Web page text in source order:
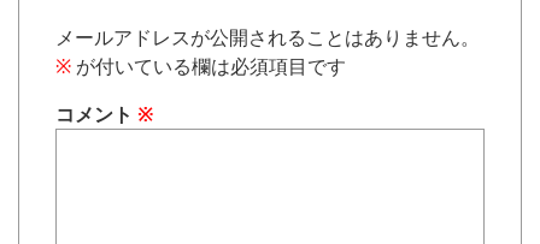
メールアドレスが公開されることはありません。
※ が付いている欄は必須項目です
コメント ※